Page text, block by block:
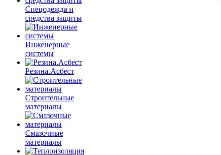
Спецодежда и
средства защиты
Инженерные
системы
Резина.Асбест
Строительные
материалы
Смазочные
материалы